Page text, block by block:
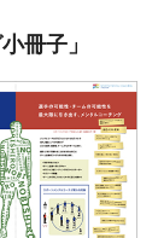
冊子」